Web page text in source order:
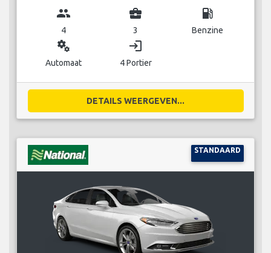
group
4
business_center
3
local_gas_station
Benzine
miscellaneous_services
Automaat
login
4 Portier
DETAILS WEERGEVEN...
STANDAARD